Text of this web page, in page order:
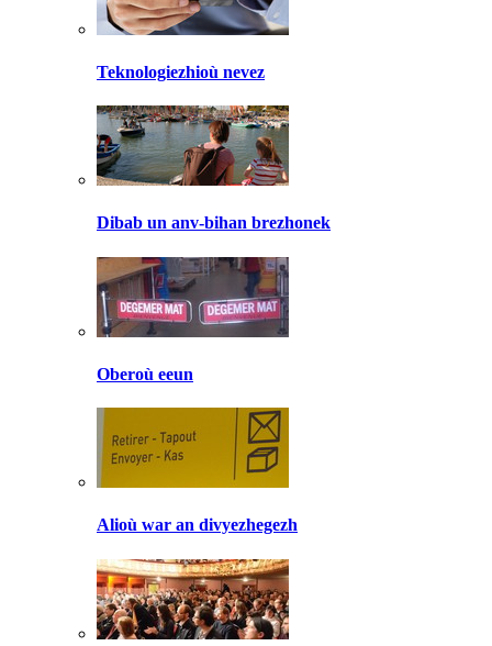
Teknologiezhioù nevez
Dibab un anv-bihan brezhonek
Oberoù eeun
Alioù war an divyezhegezh